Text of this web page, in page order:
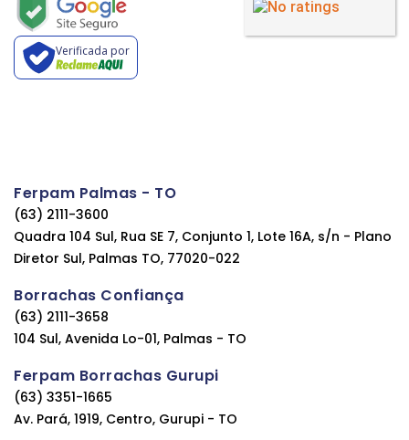
Verificada por
Ferpam Palmas - TO
(63) 2111-3600
Quadra 104 Sul, Rua SE 7, Conjunto 1, Lote 16A, s/n - Plano
Diretor Sul, Palmas TO, 77020-022
Borrachas Confiança
(63) 2111-3658
104 Sul, Avenida Lo-01, Palmas - TO
Ferpam Borrachas Gurupi
(63) 3351-1665
Av. Pará, 1919, Centro, Gurupi - TO